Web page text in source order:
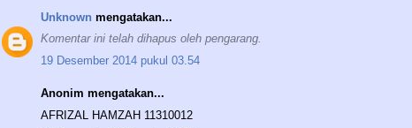
Unknown mengatakan...
Komentar ini telah dihapus oleh pengarang.
19 Desember 2014 pukul 03.54
Anonim mengatakan...
AFRIZAL HAMZAH 11310012